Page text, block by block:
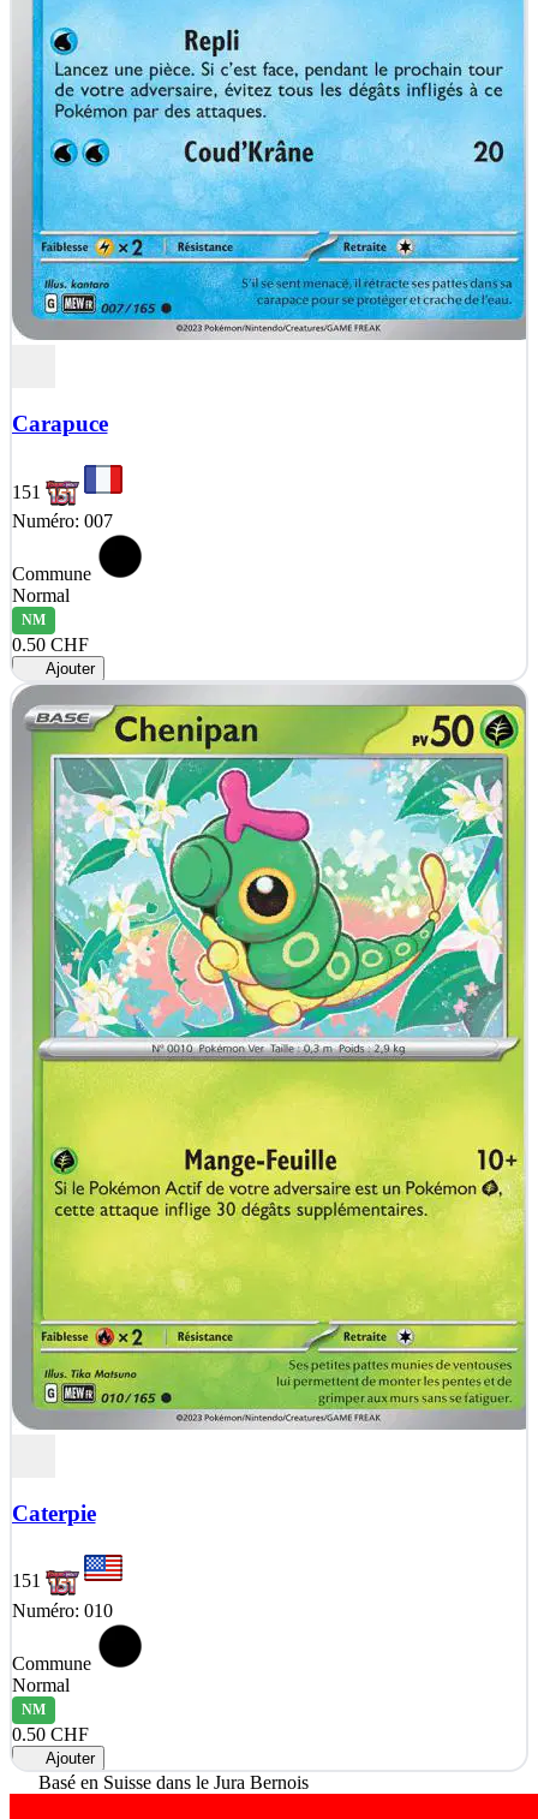
Carapuce
151
Numéro: 007
Commune
Normal
NM
0.50 CHF
Ajouter
Caterpie
151
Numéro: 010
Commune
Normal
NM
0.50 CHF
Ajouter
Basé en Suisse dans le Jura Bernois